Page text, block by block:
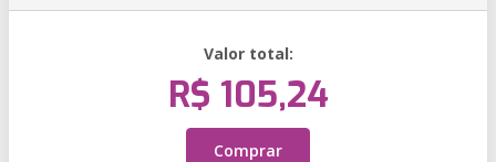
Valor total:
R$ 105,24
Comprar